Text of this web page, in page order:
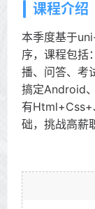
课程介绍
本季度基于
序，课程包括
播、问答、考
搞定Android
有
础，挑战高薪